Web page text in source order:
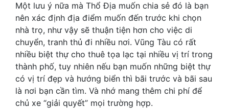
Một lưu ý nữa mà Thổ Địa muốn chia sẻ đó là bạn
nên xác định địa điểm muốn đến trước khi chọn
nhà trọ, như vậy sẽ thuận tiện hơn cho việc di
chuyển, tranh thủ đi nhiều nơi. Vũng Tàu có rất
nhiều biệt thự cho thuê tọa lạc tại nhiều vị trí trong
thành phố, tuy nhiên nếu bạn muốn những biệt thự
có vị trí đẹp và hướng biển thì bãi trước và bãi sau
là nơi bạn cần tìm. Và nhớ mang thêm chi phí để
chủ xe “giải quyết” mọi trường hợp.